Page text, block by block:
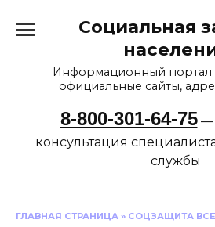
Социальная
Информационный портал
официальные сайты,
8-800-301-64-75—
консультация
службы
ГЛАВНАЯ СТРАНИЦА » СОЦЗАЩИТА